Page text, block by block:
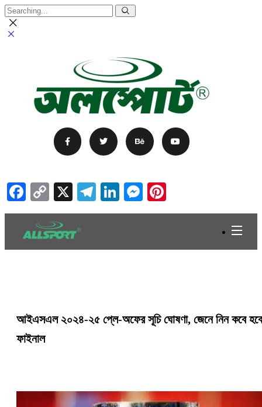
Facebook
Copy
Link
X Telegram
LinkedIn
Messenger
আইএসএল ২০২৪-২৫ প্লে-অফের সূচি ঘোষণা, জেনে নিন কবে হবে
ফাইনাল